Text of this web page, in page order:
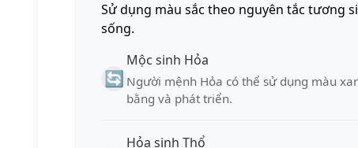
Sử dụng màu sắc theo nguyên tắc tương
sống.
🔄
Mộc sinh Hỏa
Người mệnh Hỏa có thể sử dụng màu
bằng và phát triển.
Hỏa sinh Thổ